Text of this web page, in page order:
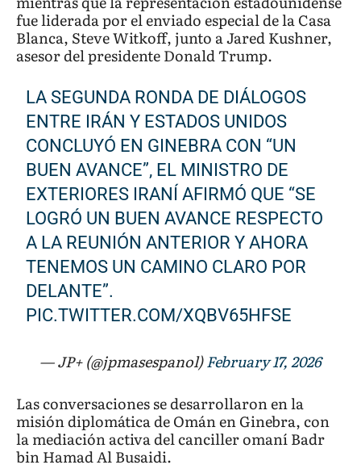
fue liderada por el enviado especial de la Casa
Blanca, Steve Witkoff, junto a Jared Kushner,
asesor del presidente Donald Trump.
LA SEGUNDA RONDA DE DIÁLOGOS
ENTRE IRÁN Y ESTADOS UNIDOS
CONCLUYÓ EN GINEBRA CON “UN
BUEN AVANCE”, EL MINISTRO DE
EXTERIORES IRANÍ AFIRMÓ QUE “SE
LOGRÓ UN BUEN AVANCE RESPECTO
A LA REUNIÓN ANTERIOR Y AHORA
TENEMOS UN CAMINO CLARO POR
DELANTE”.
PIC.TWITTER.COM/XQBV65HFSE
— JP+ (@jpmasespanol)February 17, 2026
Las conversaciones se desarrollaron en la
misión diplomática de Omán en Ginebra, con
la mediación activa del canciller omaní Badr
bin Hamad Al Busaidi.